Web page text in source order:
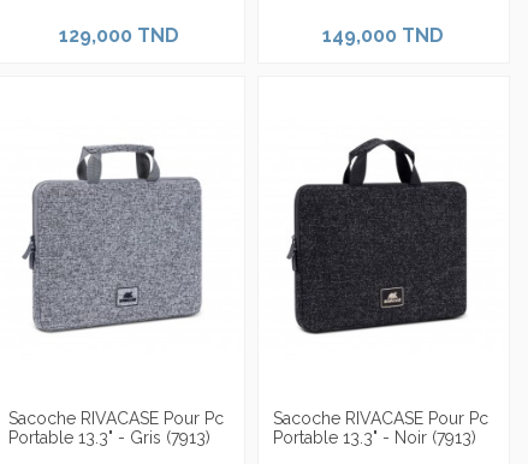
129,000 TND 149,000 TND
Sacoche RIVACASE Pour Pc
Portable 13.3" - Gris (7913)
Sacoche RIVACASE Pour Pc
Portable 13.3" - Noir (7913)